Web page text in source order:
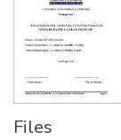
Files